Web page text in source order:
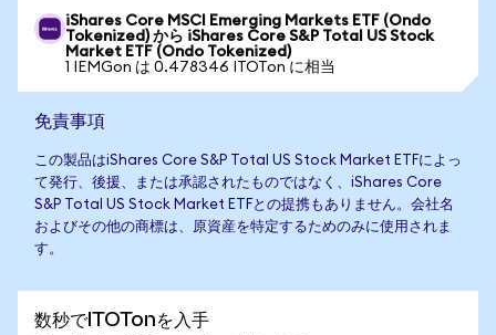
iShares Core MSCI Emerging Markets ETF (Ondo
Tokenized) から iShares Core S&P Total US Stock
Market ETF (Ondo Tokenized)
1 IEMGon は 0.478346 ITOTon に相当
免責事項
この製品はiShares Core S&P Total US Stock Market ETFによっ
て発行、後援、または承認されたものではなく、iShares Core
S&P Total US Stock Market ETFとの提携もありません。会社名
およびその他の商標は、原資産を特定するためのみに使用されま
す。
数秒でITOTonを入手